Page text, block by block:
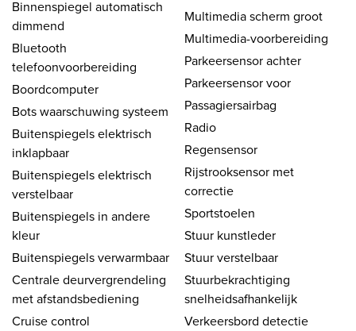
Binnenspiegel automatisch
dimmend
Bluetooth
telefoonvoorbereiding
Boordcomputer
Bots waarschuwing systeem
Buitenspiegels elektrisch
inklapbaar
Buitenspiegels elektrisch
verstelbaar
Buitenspiegels in andere
kleur
Buitenspiegels verwarmbaar
Centrale deurvergrendeling
met afstandsbediening
Cruise control
Multimedia scherm groot
Multimedia-voorbereiding
Parkeersensor achter
Parkeersensor voor
Passagiersairbag
Radio
Regensensor
Rijstrooksensor met
correctie
Sportstoelen
Stuur kunstleder
Stuur verstelbaar
Stuurbekrachtiging
snelheidsafhankelijk
Verkeersbord detectie